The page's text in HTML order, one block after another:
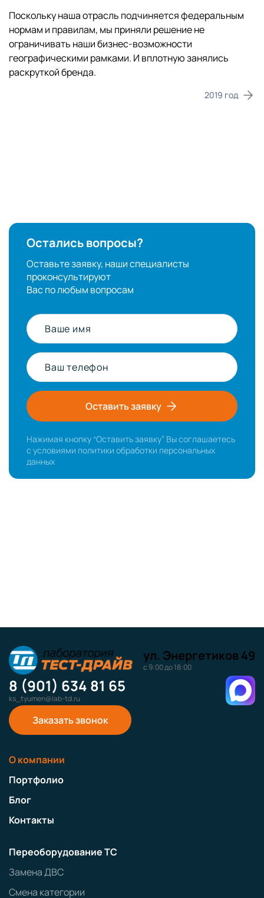
Поскольку наша отрасль подчиняется федеральным
нормам и правилам, мы приняли решение не
ограничивать наши бизнес-возможности
географическими рамками. И вплотную занялись
раскруткой бренда.
2019 год
Остались вопросы?
Оставьте заявку, наши специалисты
проконсультируют
Вас по любым вопросам
Ваше имя
Ваш телефон
Оставить заявку
Нажимая кнопку “Оставить заявку” Вы соглашаетесь
с условиями политики обработки персональных
данных
ул. Энергетиков 49
с 9:00 до 18:00
8 (901) 634 81 65
ks_tyumen@lab-td.ru
Заказать звонок
О компании
Портфолио
Блог
Контакты
Переоборудование ТС
Замена ДВС
Смена категории